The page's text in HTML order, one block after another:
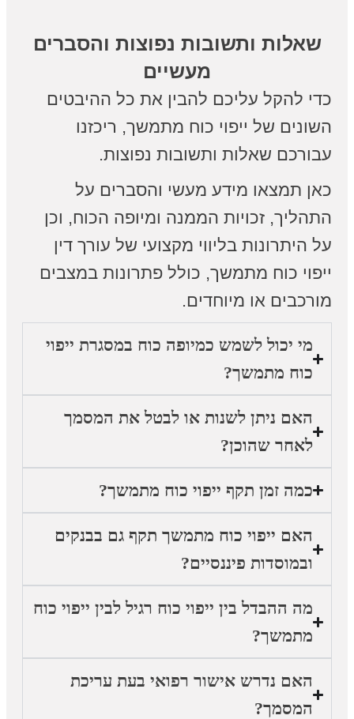
שאלות ותשובות נפוצות והסברים
מעשיים
כדי להקל עליכם להבין את כל ההיבטים
השונים של ייפוי כוח מתמשך, ריכזנו
עבורכם שאלות ותשובות נפוצות.
כאן תמצאו מידע מעשי והסברים על
התהליך, זכויות הממנה ומיופה הכוח, וכן
על היתרונות בליווי מקצועי של עורך דין
ייפוי כוח מתמשך, כולל פתרונות במצבים
מורכבים או מיוחדים.
מי יכול לשמש כמיופה כוח במסגרת ייפוי
כוח מתמשך?
האם ניתן לשנות או לבטל את המסמך
לאחר שהוכן?
כמה זמן תקף ייפוי כוח מתמשך?
האם ייפוי כוח מתמשך תקף גם בבנקים
ובמוסדות פיננסיים?
מה ההבדל בין ייפוי כוח רגיל לבין ייפוי כוח
מתמשך?
האם נדרש אישור רפואי בעת עריכת
המסמך?